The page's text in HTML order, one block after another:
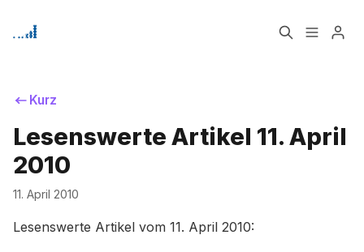
Home
Bitte geben Sie mindestens 3 Zeichen ein
Kurz
Lesenswerte Artikel 11. April
2010
11. April 2010
Lesenswerte Artikel vom 11. April 2010: